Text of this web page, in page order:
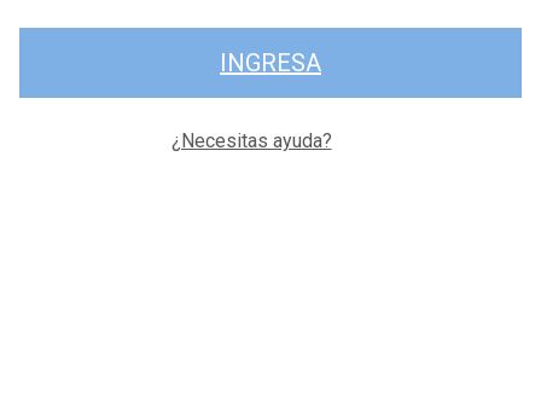
INGRESA
¿Necesitas ayuda?